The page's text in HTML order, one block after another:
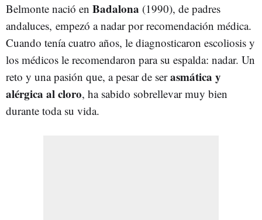
Belmonte nació en Badalona (1990), de padres
andaluces, empezó a nadar por recomendación médica.
Cuando tenía cuatro años, le diagnosticaron escoliosis y
los médicos le recomendaron para su espalda: nadar. Un
reto y una pasión que, a pesar de serasmática y
alérgica al cloro, ha sabido sobrellevar muy bien
durante toda su vida.